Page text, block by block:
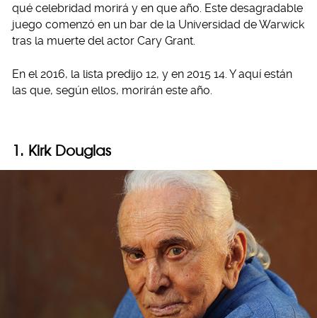
qué celebridad morirá y en que año. Este desagradable
juego comenzó en un bar de la Universidad de Warwick
tras la muerte del actor Cary Grant.
En el 2016, la lista predijo 12, y en 2015 14. Y aquí están
las que, según ellos, morirán este año.
1. Kirk Douglas